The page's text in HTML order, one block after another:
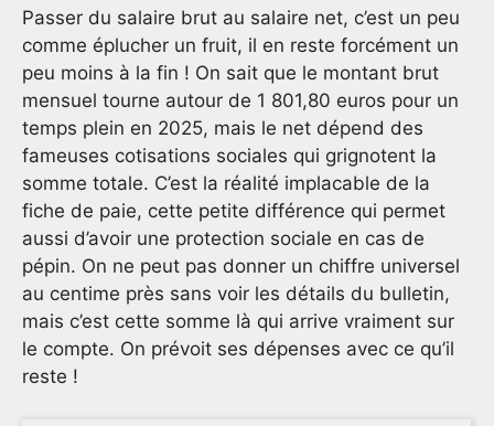
Passer du salaire brut au salaire net, c’est un peu
comme éplucher un fruit, il en reste forcément un
peu moins à la fin ! On sait que le montant brut
mensuel tourne autour de 1 801,80 euros pour un
temps plein en 2025, mais le net dépend des
fameuses cotisations sociales qui grignotent la
somme totale. C’est la réalité implacable de la
fiche de paie, cette petite différence qui permet
aussi d’avoir une protection sociale en cas de
pépin. On ne peut pas donner un chiffre universel
au centime près sans voir les détails du bulletin,
mais c’est cette somme là qui arrive vraiment sur
le compte. On prévoit ses dépenses avec ce qu’il
reste !